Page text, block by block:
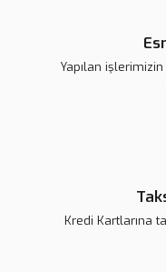
Yapılan
Kredi Kartlarına